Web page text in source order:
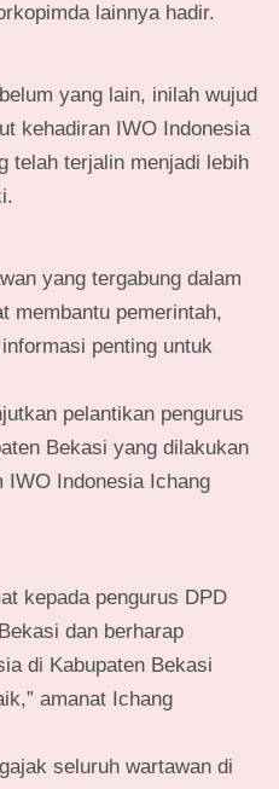
lainnya hadir.
yang lain, inilah wujud
kehadiran IWO Indonesia
telah terjalin menjadi lebih
yang tergabung dalam
membantu pemerintah,
penting untuk
pelantikan pengurus
Bekasi yang dilakukan
IWO Indonesia Ichang
kepada pengurus DPD
dan berharap
di Kabupaten Bekasi
amanat Ichang
seluruh wartawan di